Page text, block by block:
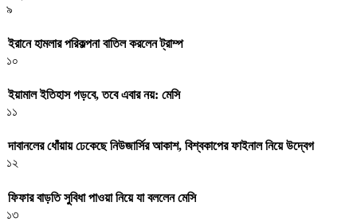
৯
ইরানে হামলার পরিকল্পনা বাতিল করলেন ট্রাম্প
১০
ইয়ামাল ইতিহাস গড়বে, তবে এবার নয়: মেসি
১১
দাবানলের ধোঁয়ায় ঢেকেছে নিউজার্সির আকাশ, বিশ্বকাপের ফাইনাল নিয়ে উদ্বেগ
১২
ফিফার বাড়তি সুবিধা পাওয়া নিয়ে যা বললেন মেসি
১৩